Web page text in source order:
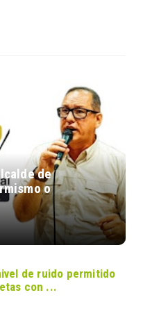
de
o
de ruido permitido
con ...